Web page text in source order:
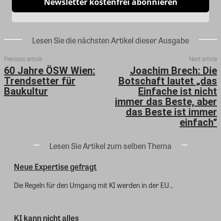
Lesen Sie die nächsten Artikel dieser Ausgabe
Previous article
60 Jahre ÖSW Wien:
Trendsetter für
Baukultur
Next article
Joachim Brech: Die
Botschaft lautet „das
Einfache ist nicht
immer das Beste, aber
das Beste ist immer
einfach“
Lesen Sie Artikel zum selben Thema
Neue Expertise gefragt
Die Regeln für den Umgang mit KI werden in der EU...
KI kann nicht alles